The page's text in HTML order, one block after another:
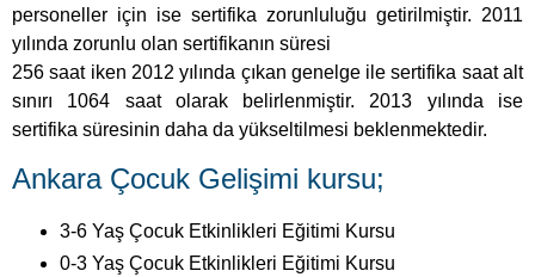
personeller için ise sertifika zorunluluğu getirilmiştir. 2011
yılında zorunlu olan sertifikanın süresi
256 saat iken 2012 yılında çıkan genelge ile sertifika saat alt
sınırı 1064 saat olarak belirlenmiştir. 2013 yılında ise
sertifika süresinin daha da yükseltilmesi beklenmektedir.
Ankara Çocuk Gelişimi kursu;
3-6 Yaş Çocuk Etkinlikleri Eğitimi Kursu
0-3 Yaş Çocuk Etkinlikleri Eğitimi Kursu